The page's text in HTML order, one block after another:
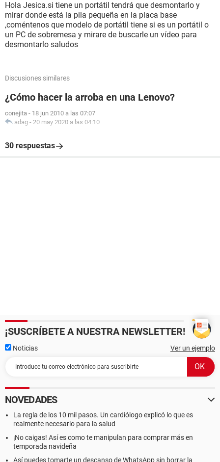
Hola Jesica.si tiene un portátil tendrá que desmontarlo y
mirar donde está la pila pequeña en la placa base
,coméntenos que modelo de portátil tiene si es un portátil o
un PC de sobremesa y mirare de buscarle un vídeo para
desmontarlo saludos
Discusiones similares
¿Cómo hacer la arroba en una Lenovo?
conejita - 18 jun 2010 a las 07:07
adag - 20 may 2020 a las 04:10
30 respuestas
¡SUSCRÍBETE A NUESTRA NEWSLETTER!
Noticias Ver un ejemplo
NOVEDADES
La regla de los 10 mil pasos. Un cardiólogo explicó lo que es
realmente necesario para la salud
¡No caigas! Así es como te manipulan para comprar más en
temporada navideña
Así puedes tomarte un descanso de WhatsApp sin borrar la